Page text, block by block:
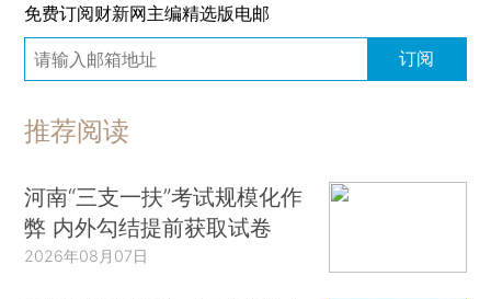
免费订阅财新网主编精选版电邮
订阅
推荐阅读
河南“三支一扶”考试规模化作
弊 内外勾结提前获取试卷
2026年08月07日